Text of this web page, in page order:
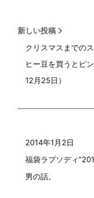
新しい投稿
クリスマスまでの
ヒー豆を買うとピ
12月25日）
福袋ラプソディ
男の話。
2014年1月2日